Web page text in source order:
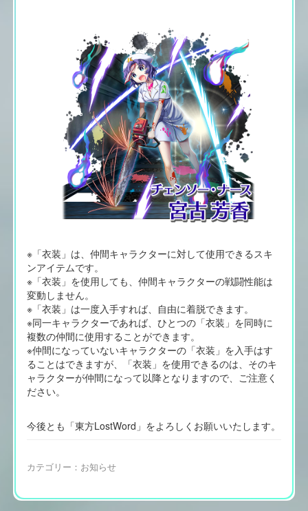
※「衣装」は、仲間キャラクターに対して使用できるスキ
ンアイテムです。
※「衣装」を使用しても、仲間キャラクターの戦闘性能は
変動しません。
※「衣装」は一度入手すれば、自由に着脱できます。
※同一キャラクターであれば、ひとつの「衣装」を同時に
複数の仲間に使用することができます。
※仲間になっていないキャラクターの「衣装」を入手はす
ることはできますが、「衣装」を使用できるのは、そのキ
ャラクターが仲間になって以降となりますので、ご注意く
ださい。
今後とも「東方LostWord」をよろしくお願いいたします。
カテゴリー： お知らせ